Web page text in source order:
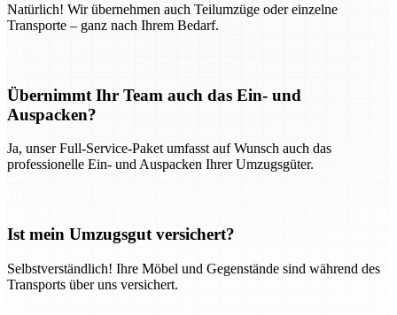
Natürlich! Wir übernehmen auch Teilumzüge oder einzelne
Transporte – ganz nach Ihrem Bedarf.
Übernimmt Ihr Team auch das Ein- und
Auspacken?
Ja, unser Full-Service-Paket umfasst auf Wunsch auch das
professionelle Ein- und Auspacken Ihrer Umzugsgüter.
Ist mein Umzugsgut versichert?
Selbstverständlich! Ihre Möbel und Gegenstände sind während des
Transports über uns versichert.